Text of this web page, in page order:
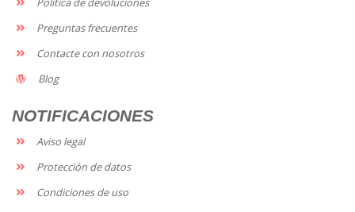
Preguntas frecuentes
Contacte con nosotros
Blog
NOTIFICACIONES
Aviso legal
Protección de datos
Condiciones de uso